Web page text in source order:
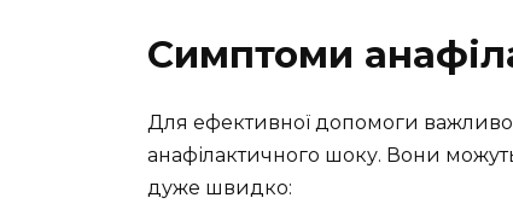
Симптоми
Для ефективної допомоги
анафілактичного шоку. Вони
дуже швидко: